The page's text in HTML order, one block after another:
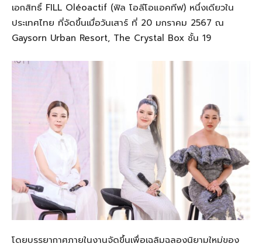
เอกสิทธิ์ FILL Oléoactif (ฟิล โอลีโอแอคทีฟ) หนึ่งเดียวใน
ประเทศไทย ที่จัดขึ้นเมื่อวันเสาร์ ที่ 20 มกราคม 2567 ณ
Gaysorn Urban Resort, The Crystal Box ชั้น 19
โดยบรรยากาศภายในงานจัดขึ้นเพื่อเฉลิมฉลองนิยามใหม่ของ